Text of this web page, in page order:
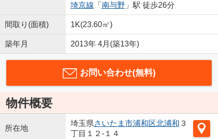
埼京線 「 南与野 」駅 徒歩26分
間取り(面積) 1K(23.60㎡)
築年月 2013年 4月(築13年)
お問い合わせ(無料)
物件概要
所在地
埼玉県さいたま市浦和区北浦和 ３
丁目１２-１４